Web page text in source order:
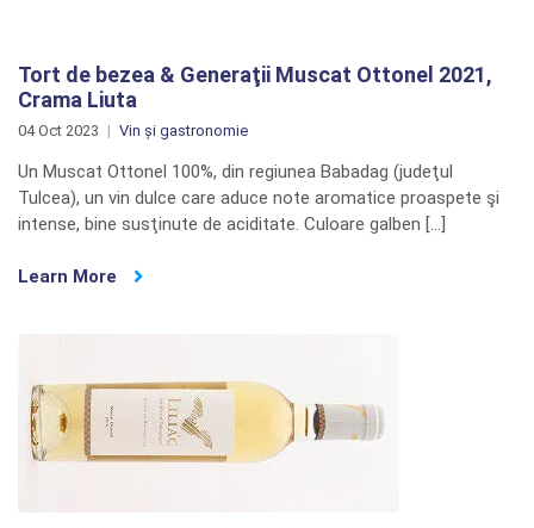
Tort de bezea & Generaţii Muscat Ottonel 2021,
Crama Liuta
04 Oct 2023 Vin și gastronomie
Un Muscat Ottonel 100%, din regiunea Babadag (judeţul
Tulcea), un vin dulce care aduce note aromatice proaspete şi
intense, bine susţinute de aciditate. Culoare galben […]
Learn More